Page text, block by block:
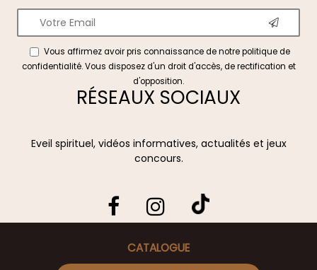
Vous affirmez avoir pris connaissance de notrepolitique de
confidentialité. Vous disposez d'un droit d'accès, de rectification et
d'opposition.
RÉSEAUX SOCIAUX
Eveil spirituel, vidéos informatives, actualités et jeux
concours.
CATALOGUE